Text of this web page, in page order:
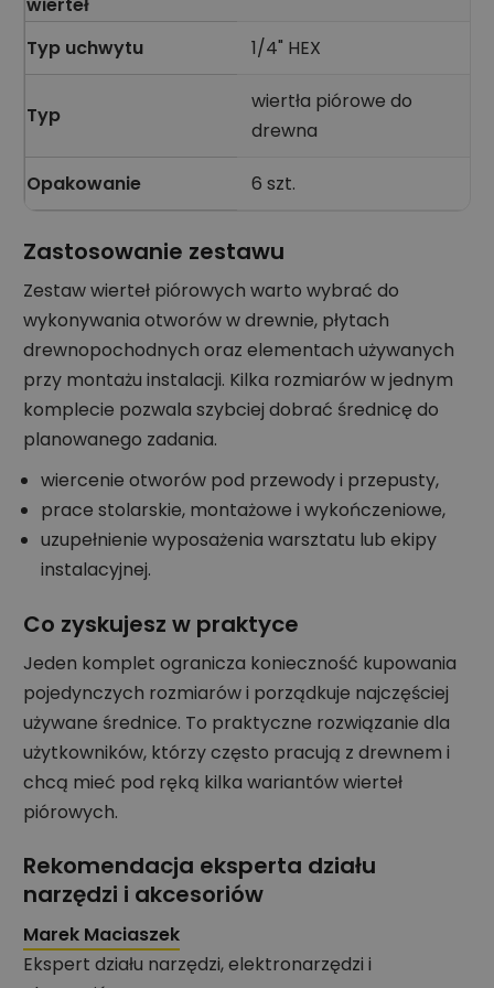
wierteł
Typ uchwytu 1/4" HEX
Typ
wiertła piórowe do
drewna
Opakowanie 6 szt.
Zastosowanie zestawu
Zestaw wierteł piórowych warto wybrać do
wykonywania otworów w drewnie, płytach
drewnopochodnych oraz elementach używanych
przy montażu instalacji. Kilka rozmiarów w jednym
komplecie pozwala szybciej dobrać średnicę do
planowanego zadania.
wiercenie otworów pod przewody i przepusty,
prace stolarskie, montażowe i wykończeniowe,
uzupełnienie wyposażenia warsztatu lub ekipy
instalacyjnej.
Co zyskujesz w praktyce
Jeden komplet ogranicza konieczność kupowania
pojedynczych rozmiarów i porządkuje najczęściej
używane średnice. To praktyczne rozwiązanie dla
użytkowników, którzy często pracują z drewnem i
chcą mieć pod ręką kilka wariantów wierteł
piórowych.
Rekomendacja eksperta działu
narzędzi i akcesoriów
Marek Maciaszek
Ekspert działu narzędzi, elektronarzędzi i